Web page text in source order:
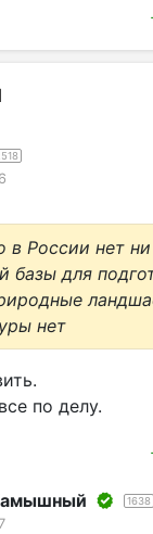
в России нет
базы для
нет
по делу.
1638